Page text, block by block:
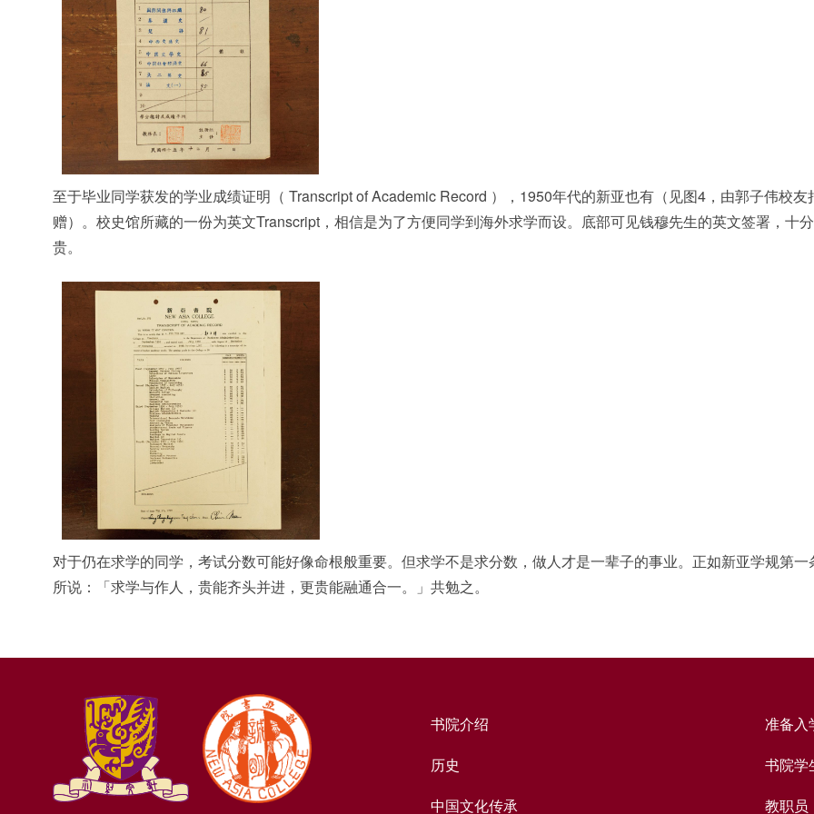
至于毕业同学获发的学业成绩证明（ Transcript of Academic Record ），1950年代的新亚也有（见图4，由郭子伟校友
赠）。校史馆所藏的一份为英文Transcript，相信是为了方便同学到海外求学而设。底部可见钱穆先生的英文签署，十
贵。
对于仍在求学的同学，考试分数可能好像命根般重要。但求学不是求分数，做人才是一辈子的事业。正如新亚学规第一
所说：「求学与作人，贵能齐头并进，更贵能融通合一。」共勉之。
书院介绍
历史
中国文化传承
准备入
书院学
教职员